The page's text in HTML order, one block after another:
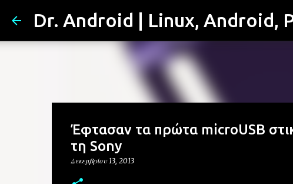
Dr. Android | Linux, Android,
Έφτασαν τα πρώτα microUSB
τη Sony
Δεκεμβρίου 13, 2013